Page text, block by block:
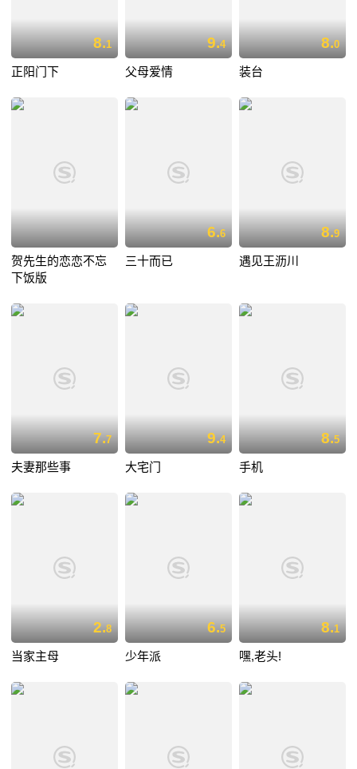
8.1
正阳门下
9.4
父母爱情
8.0
装台
贺先生的恋恋不忘
下饭版
6.6
三十而已
8.9
遇见王沥川
7.7
夫妻那些事
9.4
大宅门
8.5
手机
2.8
当家主母
6.5
少年派
8.1
嘿,老头!